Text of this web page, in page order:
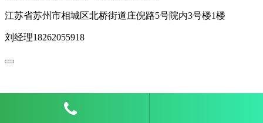
江苏省苏州市相城区北桥街道庄倪路5号院内3号楼1楼
刘经理18262055918